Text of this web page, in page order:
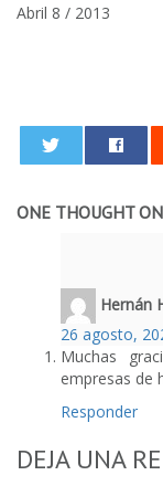
Abril 8 / 2013
ONE THOUGHT
Hernán
26 agosto,
Muchas
empresas de
Responder
DEJA UNA